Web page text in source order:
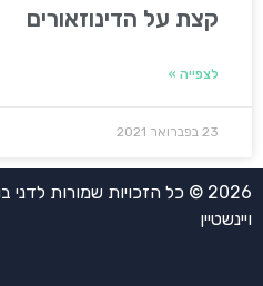
קצת על הדינוזאורים
לצפייה »
23 בפברואר 2021
2026 © כל הזכויות שמורות
ויינשטיין